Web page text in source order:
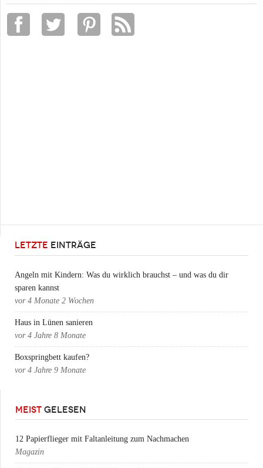
LETZTE EINTRÄGE
Angeln mit Kindern: Was du wirklich brauchst – und was du dir
sparen kannst
vor 4 Monate 2 Wochen
Haus in Lünen sanieren
vor 4 Jahre 8 Monate
Boxspringbett kaufen?
vor 4 Jahre 9 Monate
MEIST GELESEN
12 Papierflieger mit Faltanleitung zum Nachmachen
Magazin